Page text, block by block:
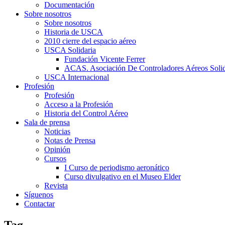
Documentación
Sobre nosotros
Sobre nosotros
Historia de USCA
2010 cierre del espacio aéreo
USCA Solidaria
Fundación Vicente Ferrer
ACAS. Asociación De Controladores Aéreos
USCA Internacional
Profesión
Profesión
Acceso a la Profesión
Historia del Control Aéreo
Sala de prensa
Noticias
Notas de Prensa
Opinión
Cursos
I Curso de periodismo aeronático
Curso divulgativo en el Museo Elder
Revista
Síguenos
Contactar